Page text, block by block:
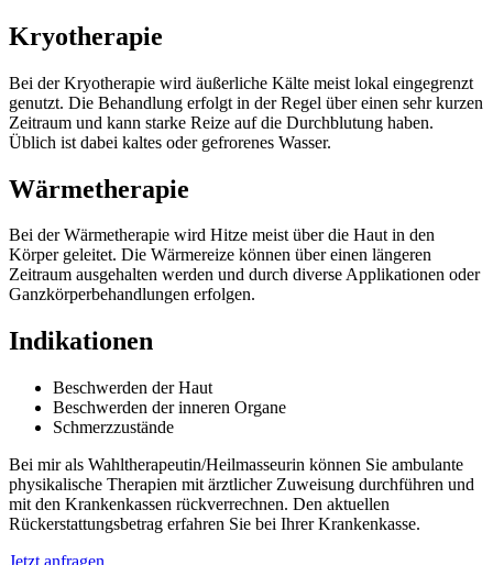
Kryotherapie
Bei der Kryotherapie wird äußerliche Kälte meist lokal eingegrenzt
genutzt. Die Behandlung erfolgt in der Regel über einen sehr kurzen
Zeitraum und kann starke Reize auf die Durchblutung haben.
Üblich ist dabei kaltes oder gefrorenes Wasser.
Wärmetherapie
Bei der Wärmetherapie wird Hitze meist über die Haut in den
Körper geleitet. Die Wärmereize können über einen längeren
Zeitraum ausgehalten werden und durch diverse Applikationen oder
Ganzkörperbehandlungen erfolgen.
Indikationen
Beschwerden der Haut
Beschwerden der inneren Organe
Schmerzzustände
Bei mir als Wahltherapeutin/Heilmasseurin können Sie ambulante
physikalische Therapien mit ärztlicher Zuweisung durchführen und
mit den Krankenkassen rückverrechnen. Den aktuellen
Rückerstattungsbetrag erfahren Sie bei Ihrer Krankenkasse.